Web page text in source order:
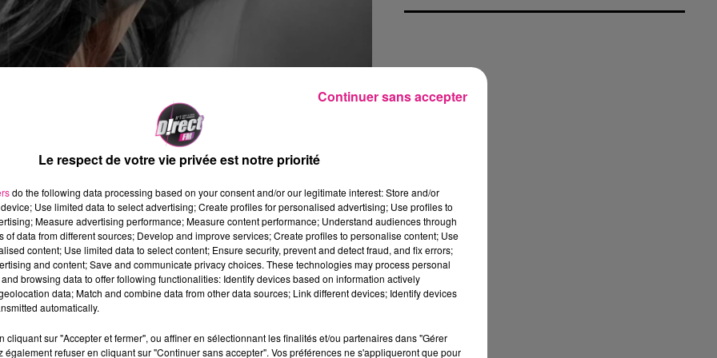
et des nouvelles voix : Clara Luciani, Angèle,
parmi d’autres surprises…
à son public des chorégraphies
grands concerts. Elle incarne à elle toute
et restitue leur timbre, leur gestuelle et
Véronic DiCaire surprend, entre ambiance
Fortier, elle ne se contente pas d’enchaîner
profond. Derrière l’humour, l’émotion n’est
haut en couleur dont on ressort bluffé
Le respect de votre vie privée est notre priorité
do the following data processing based on your consent and/or our legitimate interest: Store and/or
Use limited data to select advertising; Create profiles for personalised advertising; Use profiles to
Measure advertising performance; Measure content performance; Understand audiences through
of data from different sources; Develop and improve services; Create profiles to personalise content; Use
content; Use limited data to select content; Ensure security, prevent and detect fraud, and fix errors;
and content; Save and communicate privacy choices. These technologies may process personal
browsing data to offer following functionalities: Identify devices based on information actively
data; Match and combine data from other data sources; Link different devices; Identify devices
automatically.
cliquant sur "Accepter et fermer", ou affiner en sélectionnant les finalités et/ou partenaires dans "Gérer
également refuser en cliquant sur "Continuer sans accepter". Vos préférences ne s'appliqueront que pour
Continuer sans accepter